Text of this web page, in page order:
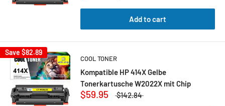
Add to cart
Save $82.89
COOL TONER
Kompatible HP 414X Gelbe
Tonerkartusche W2022X mit Chip
$59.95 $142.84